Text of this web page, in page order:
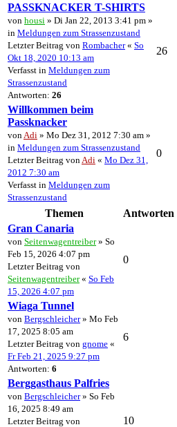
PASSKNACKER T-SHIRTS
von housi » Di Jan 22, 2013 3:41 pm »
in Meldungen zum Strassenzustand
Letzter Beitrag von Rombacher« So
Okt 18, 2020 10:13 am
Verfasst in Meldungen zum
Strassenzustand
Antworten: 26
26
Willkommen beim
Passknacker
von Adi » Mo Dez 31, 2012 7:30 am »
in Meldungen zum Strassenzustand
Letzter Beitrag von Adi « Mo Dez 31,
2012 7:30 am
Verfasst in Meldungen zum
Strassenzustand
0
Themen Antworten
Gran Canaria
von Seitenwagentreiber» So
Feb 15, 2026 4:07 pm
Letzter Beitrag von
Seitenwagentreiber« So Feb
15, 2026 4:07 pm
0
Wiaga Tunnel
von Bergschleicher» Mo Feb
17, 2025 8:05 am
Letzter Beitrag von gnome «
Fr Feb 21, 2025 9:27 pm
Antworten: 6
6
Berggasthaus Palfries
von Bergschleicher» So Feb
16, 2025 8:49 am
Letzter Beitrag von
10